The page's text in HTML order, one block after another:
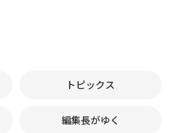
トピックス
編集長がゆく